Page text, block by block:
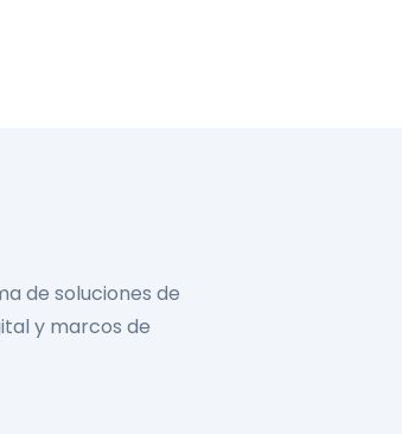
de soluciones de
y marcos de